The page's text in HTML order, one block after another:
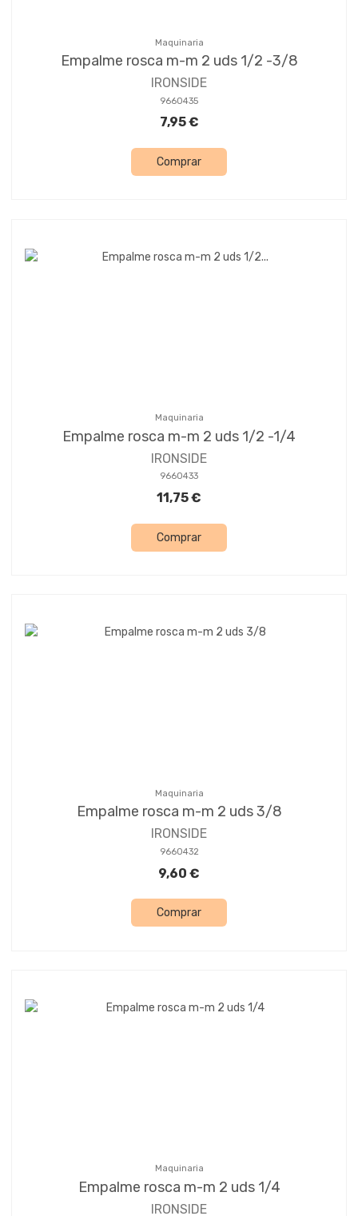
Maquinaria
Empalme rosca m-m 2 uds 1/2 -3/8
IRONSIDE
9660435
7,95 €
Comprar
Maquinaria
Empalme rosca m-m 2 uds 1/2 -1/4
IRONSIDE
9660433
11,75 €
Comprar
Maquinaria
Empalme rosca m-m 2 uds 3/8
IRONSIDE
9660432
9,60 €
Comprar
Maquinaria
Empalme rosca m-m 2 uds 1/4
IRONSIDE